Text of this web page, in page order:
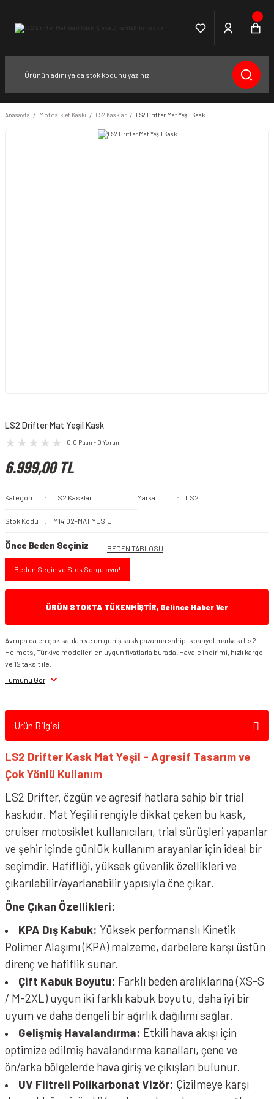
Anasayfa Motosiklet Kaskı LS2 Kasklar LS2 Drifter Mat Yeşil Kask
LS2 Drifter Mat Yeşil Kask
0.0 Puan - 0 Yorum
6.999,00 TL
Kategori LS2 Kasklar Marka LS2
Stok Kodu M14102-MAT YESIL
Önce Beden Seçiniz BEDEN TABLOSU
Beden Seçin ve Stok Sorgulayın!
ÜRÜN STOKTA TÜKENMİŞTİR, Gelince Haber Ver
Avrupa da en çok satılan ve en geniş kask pazarına sahip İspanyol markası Ls2
Helmets, Türkiye modelleri en uygun fiyatlarla burada! Havale indirimi, hızlı kargo
ve 12 taksit ile.
Tümünü Gör
Ürün Bilgisi
LS2 Drifter Kask Mat Yeşil - Agresif Tasarım ve
Çok Yönlü Kullanım
LS2 Drifter, özgün ve agresif hatlara sahip bir trial
kaskıdır. Mat Yeşilıi rengiyle dikkat çeken bu kask,
cruiser motosiklet kullanıcıları, trial sürüşleri yapanlar
ve şehir içinde günlük kullanım arayanlar için ideal bir
seçimdir. Hafifliği, yüksek güvenlik özellikleri ve
çıkarılabilir/ayarlanabilir yapısıyla öne çıkar.
Öne Çıkan Özellikleri:
KPA Dış Kabuk: Yüksek performanslı Kinetik
Polimer Alaşımı (KPA) malzeme, darbelere karşı üstün
direnç ve hafiflik sunar.
Çift Kabuk Boyutu: Farklı beden aralıklarına (XS-S
/ M-2XL) uygun iki farklı kabuk boyutu, daha iyi bir
uyum ve daha dengeli bir ağırlık dağılımı sağlar.
Gelişmiş Havalandırma: Etkili hava akışı için
optimize edilmiş havalandırma kanalları, çene ve
ön/arka bölgelerde hava giriş ve çıkışları bulunur.
UV Filtreli Polikarbonat Vizör: Çizilmeye karşı